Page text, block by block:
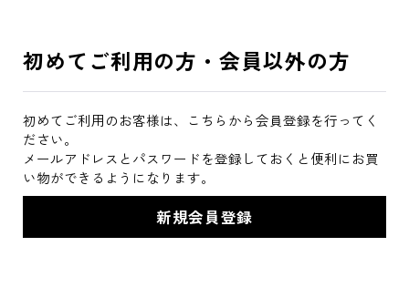
初めてご利用の方・会員以外の方
初めてご利用のお客様は、こちらから会員登録を行ってく
ださい。
メールアドレスとパスワードを登録しておくと便利にお買
い物ができるようになります。